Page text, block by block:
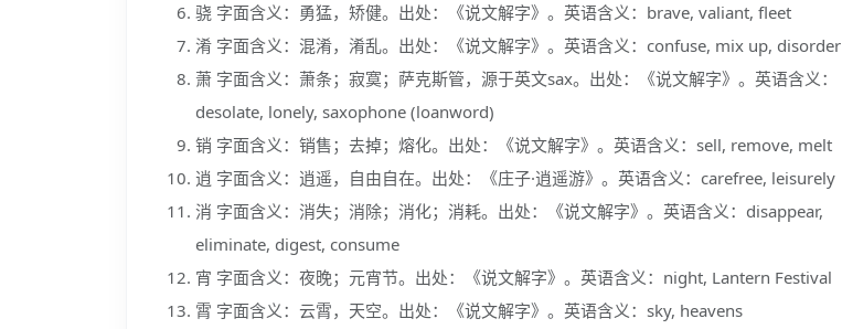
骁 字面含义：勇猛，矫健。出处：《说文解字》。英语含义：brave, valiant, fleet
淆 字面含义：混淆，淆乱。出处：《说文解字》。英语含义：confuse, mix up, disorder
萧 字面含义：萧条；寂寞；萨克斯管，源于英文sax。出处：《说文解字》。英语含义：
desolate, lonely, saxophone (loanword)
销 字面含义：销售；去掉；熔化。出处：《说文解字》。英语含义：sell, remove, melt
逍 字面含义：逍遥，自由自在。出处：《庄子·逍遥游》。英语含义：carefree, leisurely
消 字面含义：消失；消除；消化；消耗。出处：《说文解字》。英语含义：disappear,
eliminate, digest, consume
宵 字面含义：夜晚；元宵节。出处：《说文解字》。英语含义：night, Lantern Festival
霄 字面含义：云霄，天空。出处：《说文解字》。英语含义：sky, heavens